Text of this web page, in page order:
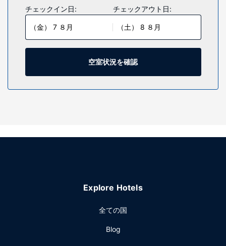
をお使いいただけるほか、ケーブルの番組をご覧いただけま
す。シャワー付き浴槽付きのバスルームが備わっています。
庭園からの眺めを楽しみ、WiFi (無料)やツアー / チケット案
内などをお使いいただけます。このモーテルでは、ピクニッ
チェックイン日:
（金） 7 ８月
チェックアウト日:
（土） 8 ８月
空室状況を確認
Explore Hotels
全ての国
Blog